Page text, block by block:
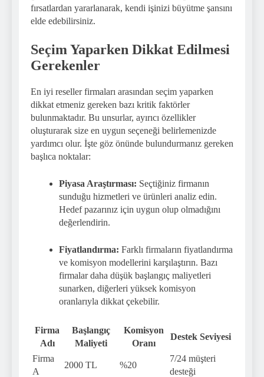
fırsatlardan yararlanarak, kendi işinizi büyütme şansını
elde edebilirsiniz.
Seçim Yaparken Dikkat Edilmesi
Gerekenler
En iyi reseller firmaları arasından seçim yaparken
dikkat etmeniz gereken bazı kritik faktörler
bulunmaktadır. Bu unsurlar, ayırıcı özellikler
oluşturarak size en uygun seçeneği belirlemenizde
yardımcı olur. İşte göz önünde bulundurmanız gereken
başlıca noktalar:
Piyasa Araştırması: Seçtiğiniz firmanın
sunduğu hizmetleri ve ürünleri analiz edin.
Hedef pazarınız için uygun olup olmadığını
değerlendirin.
Fiyatlandırma: Farklı firmaların fiyatlandırma
ve komisyon modellerini karşılaştırın. Bazı
firmalar daha düşük başlangıç maliyetleri
sunarken, diğerleri yüksek komisyon
oranlarıyla dikkat çekebilir.
Firma
Adı
Başlangıç
Maliyeti
Komisyon
Oranı
Destek Seviyesi
Firma
A
2000 TL %20
7/24 müşteri
desteği